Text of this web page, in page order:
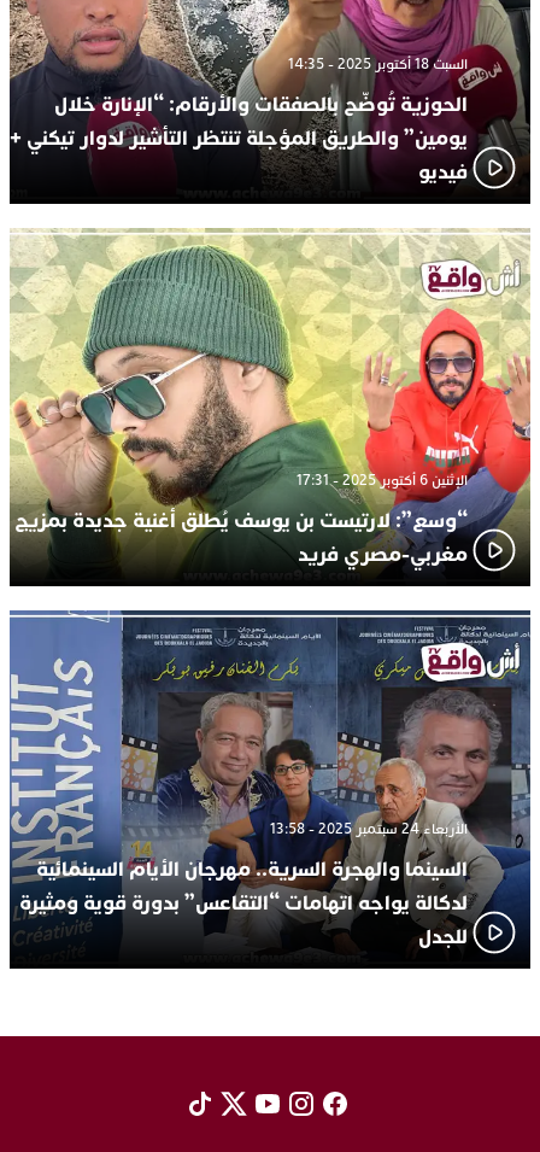
السبت 18 أكتوبر 2025 - 14:35
الحوزية تُوضّح بالصفقات والأرقام: “الإنارة خلال
يومين” والطريق المؤجلة تنتظر التأشير لدوار تيكني +
فيديو
الإثنين 6 أكتوبر 2025 - 17:31
“وسع”: لارتيست بن يوسف يُطلق أغنية جديدة بمزيج
مغربي-مصري فريد
الأربعاء 24 سبتمبر 2025 - 13:58
السينما والهجرة السرية.. مهرجان الأيام السينمائية
لدكالة يواجه اتهامات “التقاعس” بدورة قوية ومثيرة
للجدل